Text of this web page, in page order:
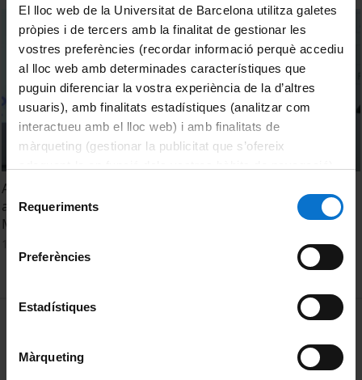
El lloc web de la Universitat de Barcelona utilitza galetes
pròpies i de tercers amb la finalitat de gestionar les
vostres preferències (recordar informació perquè accediu
al lloc web amb determinades característiques que
puguin diferenciar la vostra experiència de la d’altres
usuaris), amb finalitats estadístiques (analitzar com
interactueu amb el lloc web) i amb finalitats de
màrqueting (gestionar la publicitat que s’ofereix
consultar laPolítica de galetes del lloc web de la
Selecció
de
consentiment
Requeriments
Preferències
Estadístiques
Màrqueting
Assessing pesticide contamination and natural
attenuation in a polluted aquifer using isotopic tools.
Martí Vinyes Nadal
MENÚ PEU 1